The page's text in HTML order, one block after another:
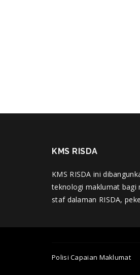
KMS RISDA
KMS RISDA ini
teknologi maklumat bagi
staf dalaman RISDA,
Polisi Capaian Maklumat